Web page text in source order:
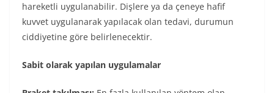
hareketli uygulanabilir. Dişlere ya da çeneye hafif
kuvvet uygulanarak yapılacak olan tedavi, durumun
ciddiyetine göre belirlenecektir.
Sabit olarak yapılan uygulamalar